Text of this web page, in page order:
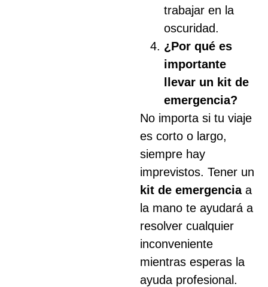
trabajar en la
oscuridad.
¿Por qué es
importante
llevar un kit de
emergencia?
No importa si tu viaje
es corto o largo,
siempre hay
imprevistos. Tener un
kit de emergenciaa
la mano te ayudará a
resolver cualquier
inconveniente
mientras esperas la
ayuda profesional.